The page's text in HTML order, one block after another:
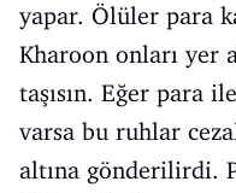
yapar. Ölüler para
Kharoon onları yer
taşısın. Eğer para
varsa bu ruhlar
altına gönderilirdi.